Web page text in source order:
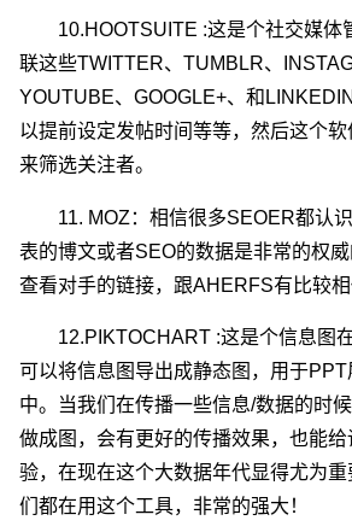
10.HOOTSUITE :这是个社交媒体
联这些TWITTER、TUMBLR、
YOUTUBE、GOOGLE+、和
以提前设定发帖时间等等，然后这个
来筛选关注者。
11. MOZ：相信很多SEOER都认
表的博文或者SEO的数据是非常的权
查看对手的链接，跟AHERFS有比较相
12.PIKTOCHART :这是个信息图
可以将信息图导出成静态图，用于
中。当我们在传播一些信息/数据的时
做成图，会有更好的传播效果，也能
验，在现在这个大数据年代显得尤为
们都在用这个工具，非常的强大！